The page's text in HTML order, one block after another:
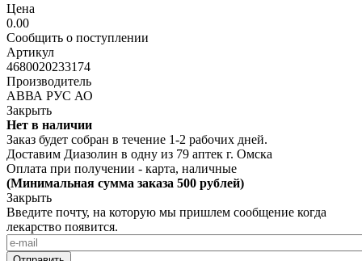
Цена
0.00
Сообщить о поступлении
Артикул
4680020233174
Производитель
АВВА РУС АО
Закрыть
Нет в наличии
Заказ будет собран в течение 1-2 рабочих дней.
Доставим Диазолин в одну из 79 аптек г. Омска
Оплата при получении - карта, наличные
(Минимальная сумма заказа 500 рублей)
Закрыть
Введите почту, на которую мы пришлем сообщение когда
лекарство появится.